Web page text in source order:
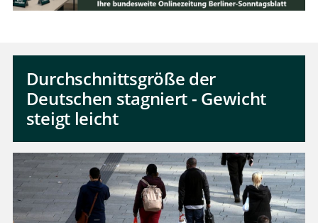
Durchschnittsgröße der
Deutschen stagniert - Gewicht
steigt leicht